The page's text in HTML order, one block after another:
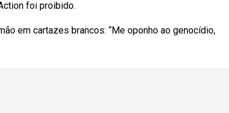
foi proibido.
em cartazes brancos: “Me oponho ao genocídio,